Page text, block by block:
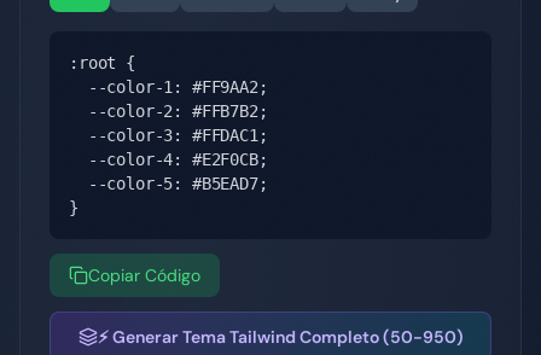
:root {
  --color-1: #FF9AA2;
  --color-2: #FFB7B2;
  --color-3: #FFDAC1;
  --color-4: #E2F0CB;
  --color-5: #B5EAD7;
}
Copiar Código
⚡ Generar Tema Tailwind Completo (50-950)